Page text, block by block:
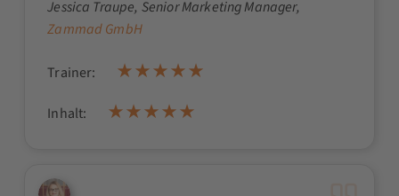
Jessica Traupe, Senior Marketing Manager,
Zammad GmbH
Trainer:
Inhalt: